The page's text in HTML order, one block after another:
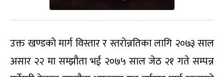
उक्त खण्डको मार्ग विस्तार र स्तरोन्नतिका लागि २०७३ साल
असार २२ मा सम्झौता भई २०७५ साल जेठ २१ गते सम्पन्न